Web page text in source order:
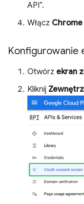
API”.
Włącz Chrome
Konfigurowanie
Otwórz ekran
Kliknij